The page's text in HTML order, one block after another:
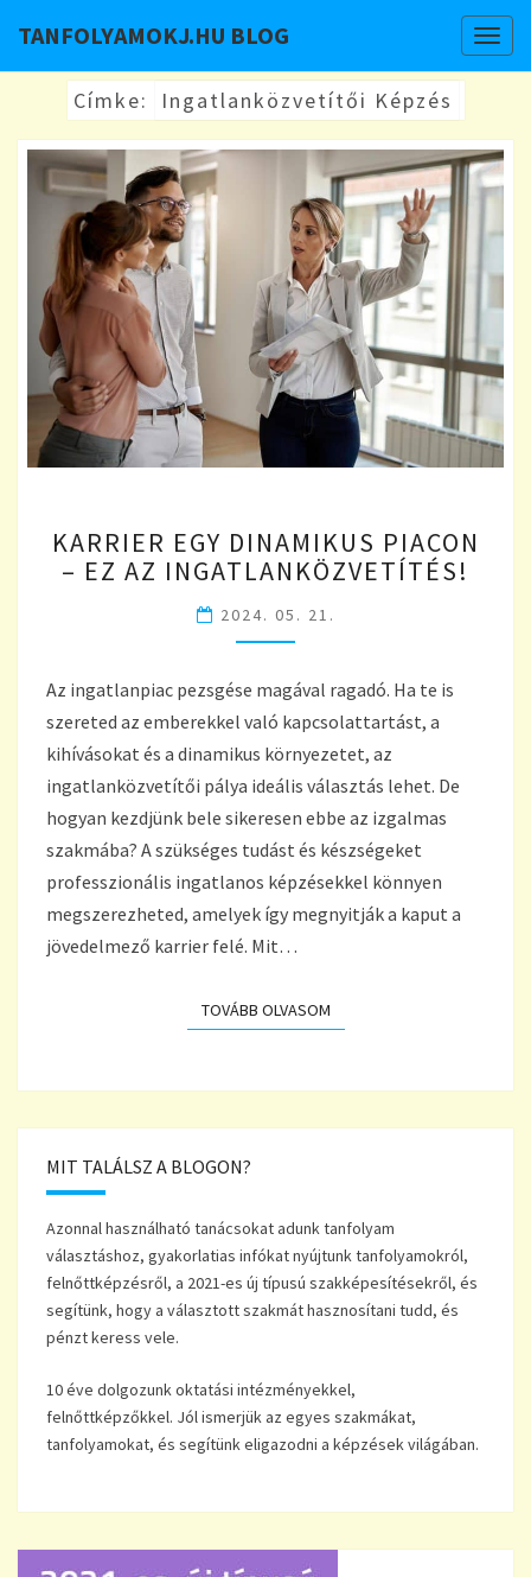
TANFOLYAMOKJ.HU BLOG
Címke: Ingatlanközvetítői Képzés
EGY
DINAMIKUS
–
EZ
INGATLANKÖZVETÍTÉS!
KARRIER EGY DINAMIKUS PIACON
– EZ AZ INGATLANKÖZVETÍTÉS!
2024. 05. 21.
Az ingatlanpiac pezsgése magával ragadó. Ha te is
szereted az emberekkel való kapcsolattartást, a
kihívásokat és a dinamikus környezetet, az
ingatlanközvetítői pálya ideális választás lehet. De
hogyan kezdjünk bele sikeresen ebbe az izgalmas
szakmába? A szükséges tudást és készségeket
professzionális ingatlanos képzésekkel könnyen
megszerezheted, amelyek így megnyitják a kaput a
jövedelmező karrier felé. Mit…
TOVÁBB OLVASOMTOVÁBB OLVASOM
MIT TALÁLSZ A BLOGON?
Azonnal használható tanácsokat adunk tanfolyam
választáshoz, gyakorlatias infókat nyújtunk tanfolyamokról,
felnőttképzésről, a 2021-es új típusú szakképesítésekről, és
segítünk, hogy a választott szakmát hasznosítani tudd, és
pénzt keress vele.
10 éve dolgozunk oktatási intézményekkel,
felnőttképzőkkel. Jól ismerjük az egyes szakmákat,
tanfolyamokat, és segítünk eligazodni a képzések világában.